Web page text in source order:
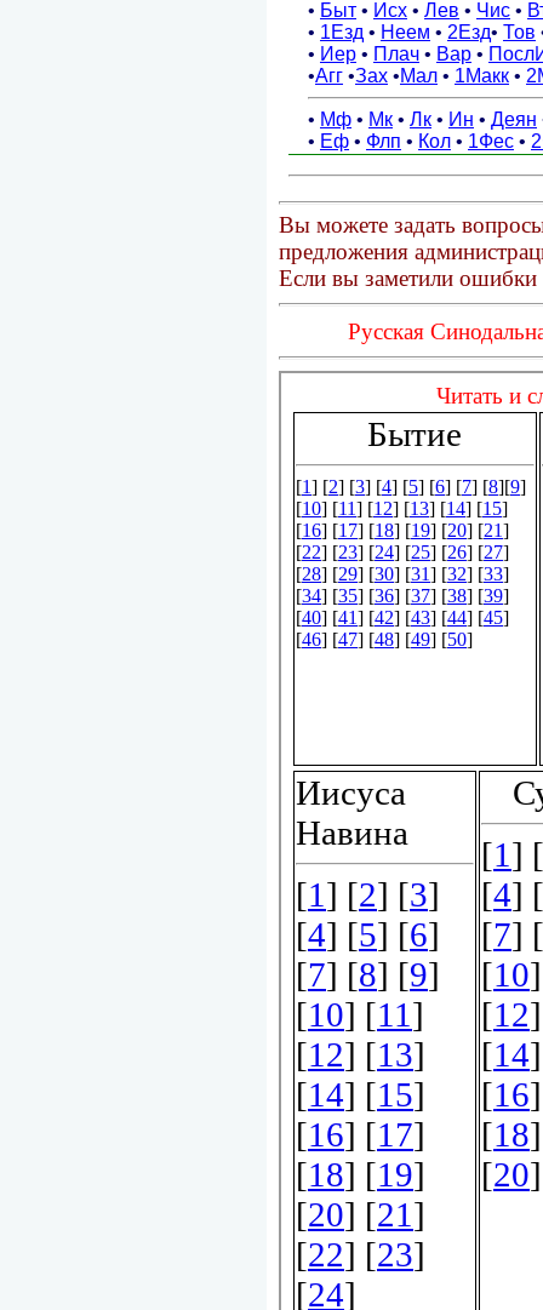
Вы можете задать
предложения
Если вы заметили ошибки
Русская